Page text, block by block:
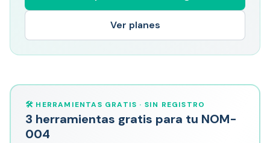
Ver planes
🛠️ HERRAMIENTAS GRATIS · SIN REGISTRO
3 herramientas gratis para tu NOM-
004